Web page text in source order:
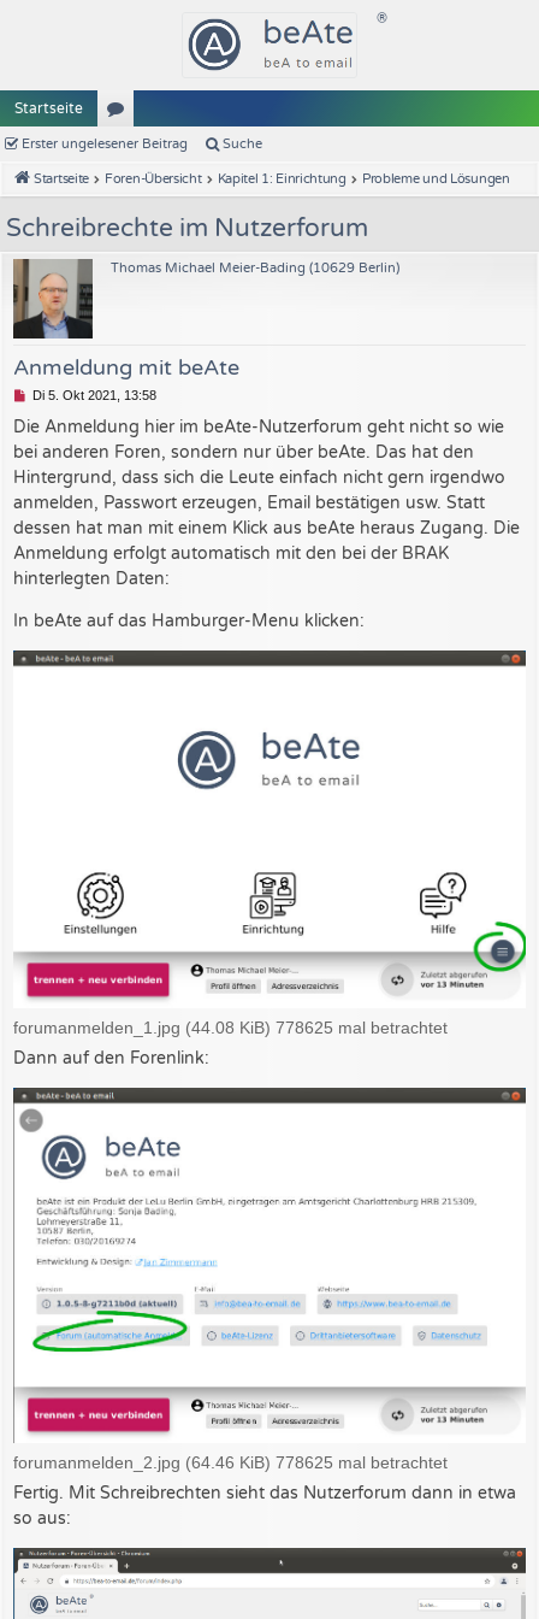
Startseite
or
en
Erster ungelesener Beitrag Suche
Startseite Foren-Übersicht Kapitel 1: Einrichtung Probleme und Lösungen
Schreibrechte im Nutzerforum
Thomas Michael Meier-Bading (10629 Berlin)
Anmeldung mit beAte
U
g
e
e
s
n
e
r
i
r
Di 5. Okt 2021, 13:58
Die Anmeldung hier im beAte-Nutzerforum geht nicht so wie
bei anderen Foren, sondern nur über beAte. Das hat den
Hintergrund, dass sich die Leute einfach nicht gern irgendwo
anmelden, Passwort erzeugen, Email bestätigen usw. Statt
dessen hat man mit einem Klick aus beAte heraus Zugang. Die
Anmeldung erfolgt automatisch mit den bei der BRAK
hinterlegten Daten:
In beAte auf das Hamburger-Menu klicken:
forumanmelden_1.jpg (44.08 KiB) 778625 mal betrachtet
Dann auf den Forenlink:
forumanmelden_2.jpg (64.46 KiB) 778625 mal betrachtet
Fertig. Mit Schreibrechten sieht das Nutzerforum dann in etwa
so aus: